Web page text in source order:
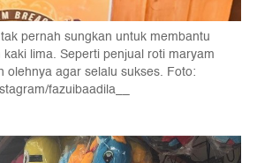
pernah sungkan untuk membantu
lima. Seperti penjual roti maryam
olehnya agar selalu sukses. Foto:
fazuibaadila__